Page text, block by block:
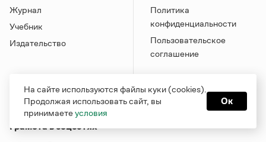
Журнал
Учебник
Издательство
Политика
конфиденциальности
Пользовательское
соглашение
Грамота в соцсетях
На сайте используются файлы куки (cookies).
Продолжая использовать сайт, вы
принимаетеусловия
Ок